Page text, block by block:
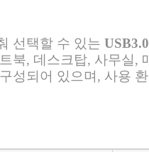
선택할 수 있는
북, 데스크탑, 사무실
성되어 있으며, 사용